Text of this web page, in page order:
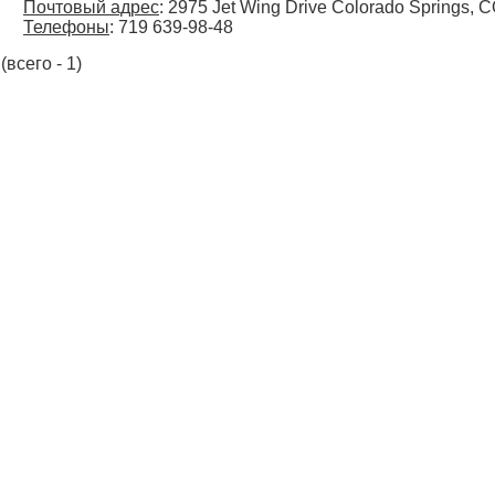
Почтовый адрес: 2975 Jet Wing Drive Colorado Springs,
Телефоны: 719 639-98-48
(всего - 1)